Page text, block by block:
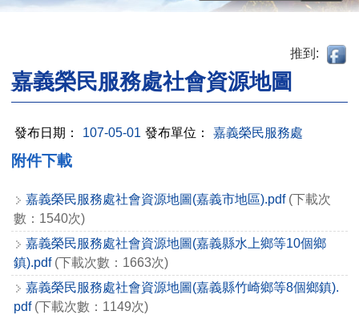
推到:
嘉義榮民服務處社會資源地圖
發布日期： 107-05-01 發布單位： 嘉義榮民服務處
附件下載
嘉義榮民服務處社會資源地圖(嘉義市地區).pdf(下載次
數：1540次)
嘉義榮民服務處社會資源地圖(嘉義縣水上鄉等10個鄉
鎮).pdf(下載次數：1663次)
嘉義榮民服務處社會資源地圖(嘉義縣竹崎鄉等8個鄉鎮).
pdf(下載次數：1149次)